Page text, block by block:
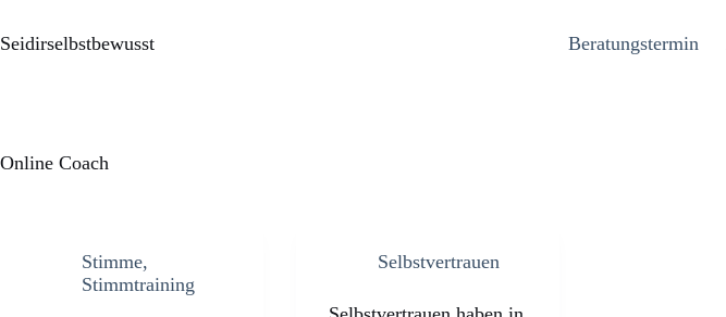
Seidirselbstbewusst Beratungstermin
Online Coach
Stimme,
Stimmtraining
Selbstvertrauen